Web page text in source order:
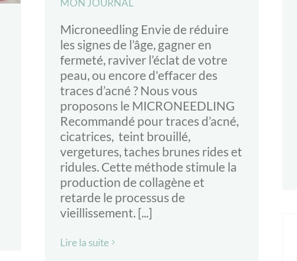
Microneedling Envie de réduire
les signes de l’âge, gagner en
fermeté, raviver l’éclat de votre
peau, ou encore d'effacer des
traces d’acné ? Nous vous
proposons le MICRONEEDLING
Recommandé pour traces d’acné,
cicatrices, teint brouillé,
vergetures, taches brunes rides et
ridules. Cette méthode stimule la
production de collagène et
retarde le processus de
vieillissement. [...]
Lire la suite